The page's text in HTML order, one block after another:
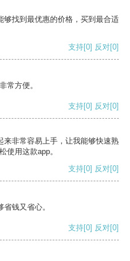
够找到最优惠的价格，买到最合适
支持[0] 反对[0]
常方便。
支持[0] 反对[0]
来非常容易上手，让我能够快速熟
使用这款app。
支持[0] 反对[0]
钱又省心。
支持[0] 反对[0]